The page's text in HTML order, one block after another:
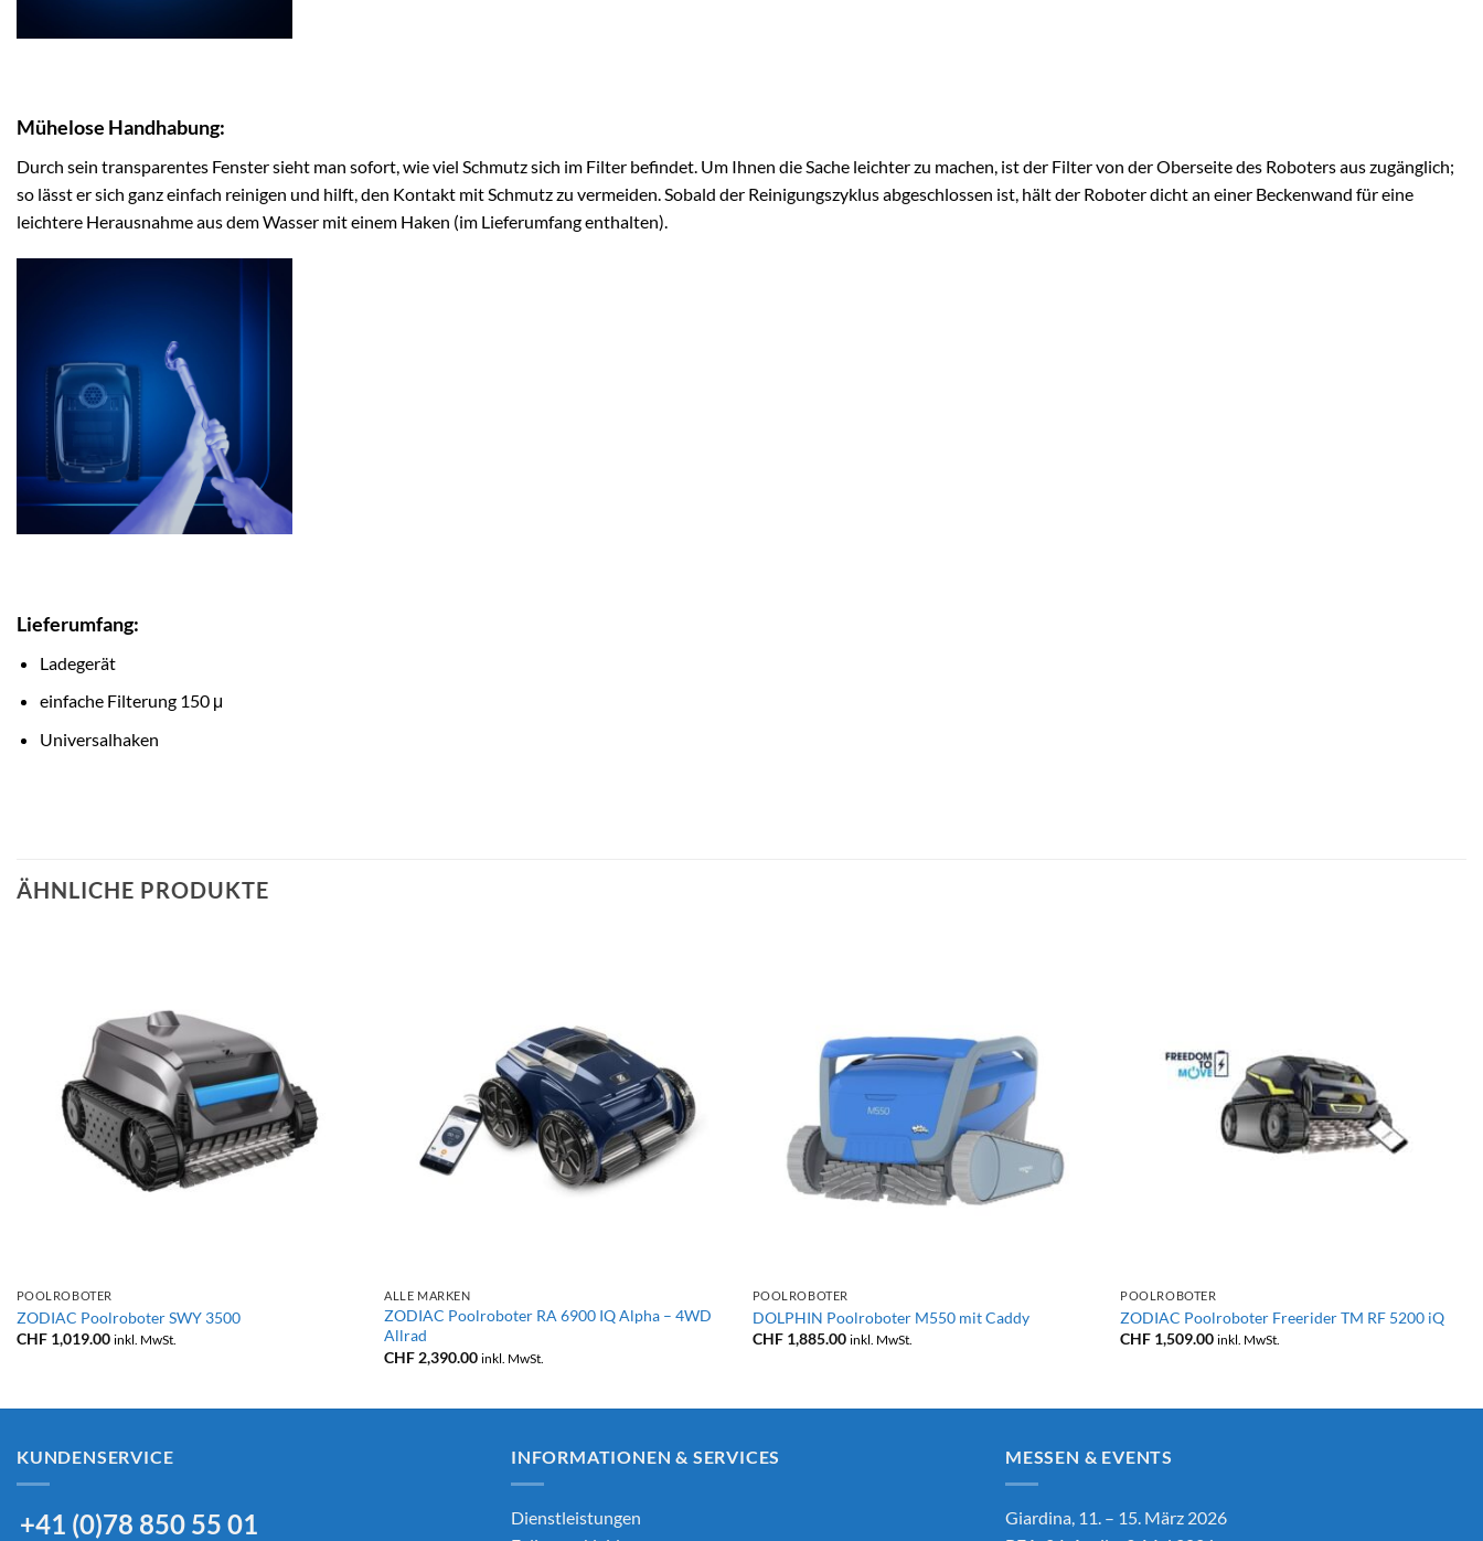
Mühelose Handhabung:
Durch sein transparentes Fenster sieht man sofort, wie viel Schmutz sich im Filter befindet. Um Ihnen die Sache leichter zu machen, ist der Filter von der Oberseite des Roboters aus zugänglich;
so lässt er sich ganz einfach reinigen und hilft, den Kontakt mit Schmutz zu vermeiden. Sobald der Reinigungszyklus abgeschlossen ist, hält der Roboter dicht an einer Beckenwand für eine
leichtere Herausnahme aus dem Wasser mit einem Haken (im Lieferumfang enthalten).
Lieferumfang:
Ladegerät
einfache Filterung 150 μ
Universalhaken
ÄHNLICHE PRODUKTE
POOLROBOTER
ZODIAC Poolroboter SWY 3500
CHF1,019.00 inkl. MwSt.
ALLE MARKEN
ZODIAC Poolroboter RA 6900 IQ Alpha – 4WD
Allrad
CHF 2,390.00 inkl. MwSt.
POOLROBOTER
DOLPHIN Poolroboter M550 mit Caddy
CHF1,885.00 inkl. MwSt.
POOLROBOTER
ZODIAC Poolroboter Freerider TM RF 5200 iQ
CHF 1,509.00 inkl. MwSt.
KUNDENSERVICE
+41 (0)78 850 55 01
INFORMATIONEN & SERVICES
Dienstleistungen
MESSEN & EVENTS
Giardina, 11. – 15. März 2026